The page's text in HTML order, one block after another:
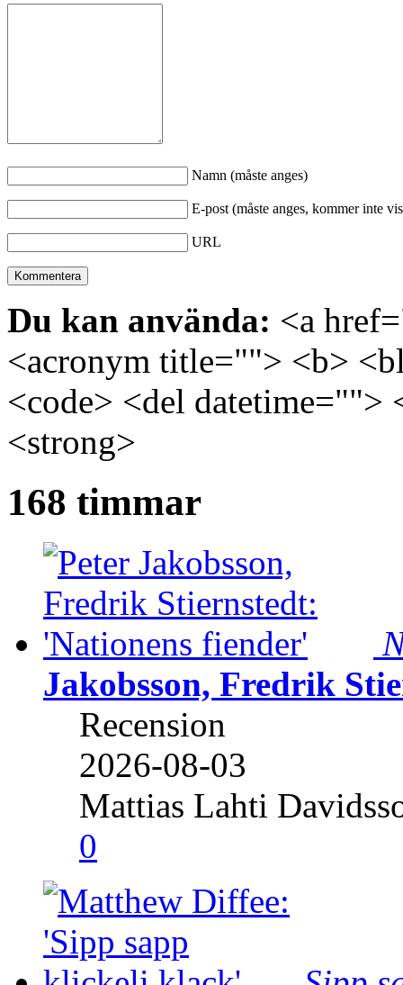
Namn (måste anges)
E-post (måste anges, kommer inte
URL
Du kan använda: <a
<acronym title=""> <b>
<code> <del
<strong>
168 timmar
Jakobsson, Fredrik
Recension
2026-08-03
Mattias Lahti
0